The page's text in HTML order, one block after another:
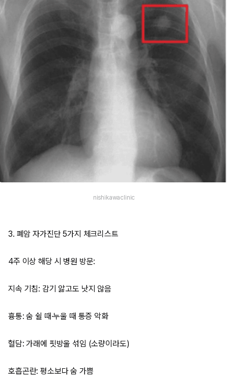
nishikawaclinic
3. 폐암 자가진단 5가지 체크리스트
4주 이상 해당 시 병원 방문:
지속 기침: 감기 앓고도 낫지 않음
흉통: 숨 쉴 때·누울 때 통증 악화
혈담: 가래에 핏방울 섞임 (소량이라도)
호흡곤란: 평소보다 숨 가쁨